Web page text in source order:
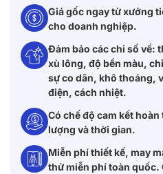
Giá gốc ngay từ xưởng
cho doanh nghiệp.
Đảm bảo các chỉ số về:
xù lông, độ bền màu,
sự co dãn, khô thoáng,
điện, cách nhiệt.
Có chế độ cam kết
lượng và thời gian.
Miễn phí thiết kế, may
thử miễn phí toàn quốc.